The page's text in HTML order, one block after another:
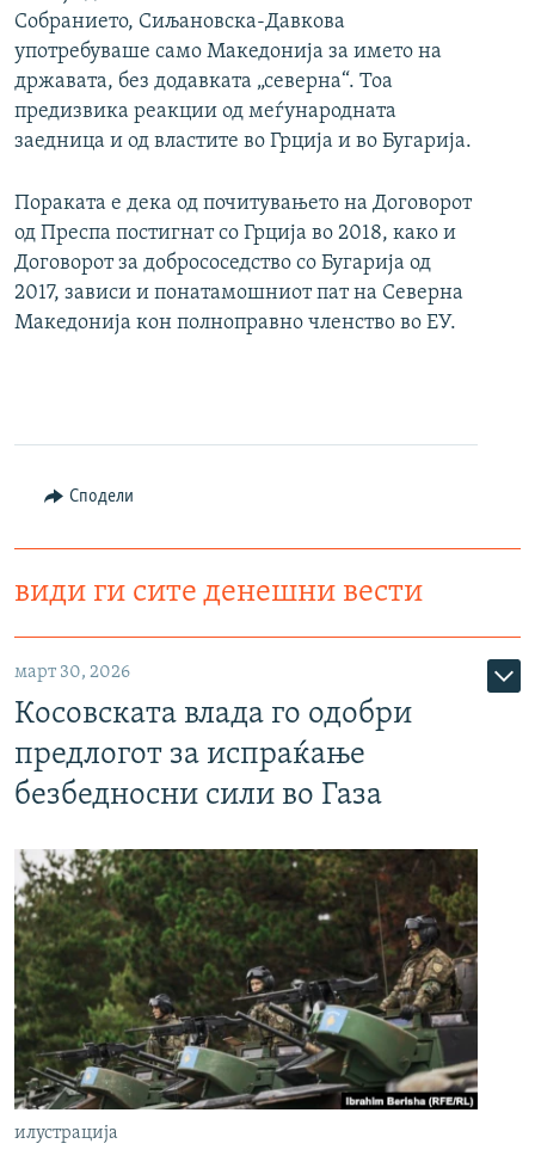
Собранието, Сиљановска-Давкова
употребуваше само Македонија за името на
државата, без додавката „северна“. Тоа
предизвика реакции од меѓународната
заедница и од властите во Грција и во Бугарија.
Пораката е дека од почитувањето на Договорот
од Преспа постигнат со Грција во 2018, како и
Договорот за добрососедство со Бугарија од
2017, зависи и понатамошниот пат на Северна
Македонија кон полноправно членство во ЕУ.
Сподели
види ги сите денешни вести
март 30, 2026
Косовската влада го одобри
предлогот за испраќање
безбедносни сили во Газа
илустрација